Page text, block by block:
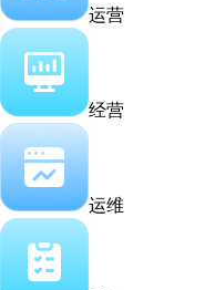
运营
经营
运维